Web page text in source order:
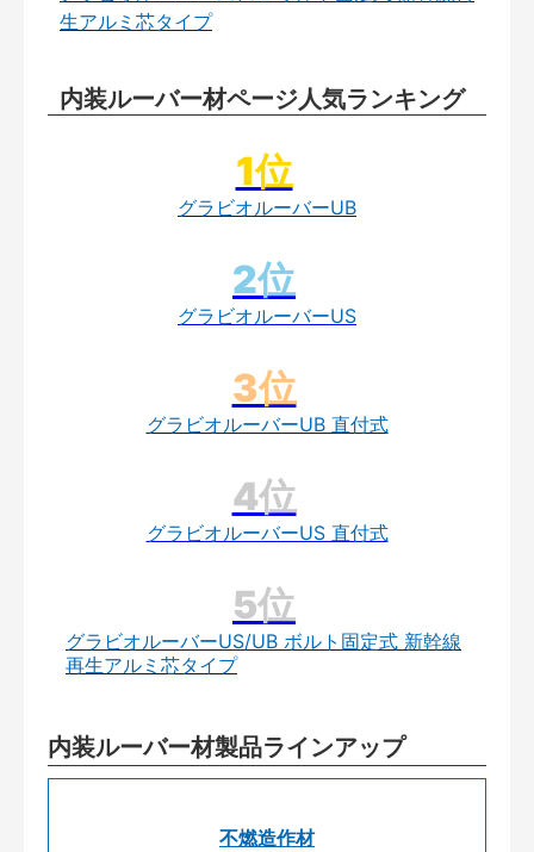
生アルミ芯タイプ
内装ルーバー材ページ人気ランキング
グラビオルーバーUB
グラビオルーバーUS
グラビオルーバーUB 直付式
グラビオルーバーUS 直付式
グラビオルーバーUS/UB ボルト固定式 新幹線
再生アルミ芯タイプ
内装ルーバー材製品ラインアップ
不燃造作材